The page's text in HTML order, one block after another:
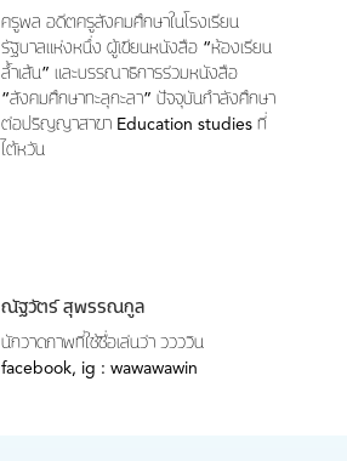
ครูพล อดีตครูสังคมศึกษาในโรงเรียน
รัฐบาลแห่งหนึ่ง ผู้เขียนหนังสือ “ห้องเรียน
ล้ำเส้น” และบรรณาธิการร่วมหนังสือ
“สังคมศึกษาทะลุกะลา” ปัจจุบันกำลังศึกษา
ต่อปริญญาสาขา Education studies ที่
ไต้หวัน
ณัฐวัตร์ สุพรรณกูล
นักวาดภาพที่ใช้ชื่อเล่นว่า ววววิน
facebook, ig : wawawawin